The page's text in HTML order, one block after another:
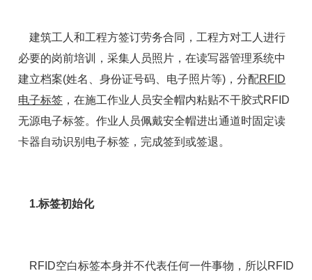
建筑工人和工程方签订劳务合同，工程方对工人进行
必要的岗前培训，采集人员照片，在读写器管理系统中
建立档案(姓名、身份证号码、电子照片等)，分配RFID
电子标签 ，在施工作业人员安全帽内粘贴不干胶式RFID
无源电子标签。作业人员佩戴安全帽进出通道时固定读
卡器自动识别电子标签，完成签到或签退。
1.标签初始化
RFID空白标签本身并不代表任何一件事物，所以RFID